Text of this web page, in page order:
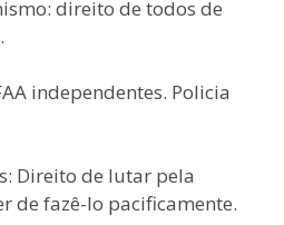
direito de todos de
independentes. Policia
Direito de lutar pela
de fazê-lo pacificamente.